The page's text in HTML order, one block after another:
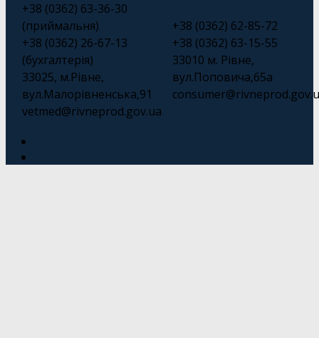
+38 (0362) 63-36-30
(приймальня)
+38 (0362) 26-67-13
(бухгалтерія)
33025, м.Рівне,
вул.Малорівненська,91
vetmed@rivneprod.gov.ua
+38 (0362) 62-85-72
+38 (0362) 63-15-55
33010 м. Рівне,
вул.Поповича,65а